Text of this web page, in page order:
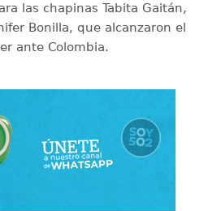
las chapinas Tabita Gaitán,
Bonilla, que alcanzaron el
ante Colombia.